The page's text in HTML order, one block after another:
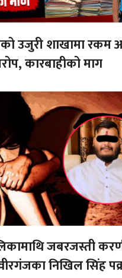
उजुरी शाखामा
कारबाहीको माग
जबरजस्ती
निखिल सिंह